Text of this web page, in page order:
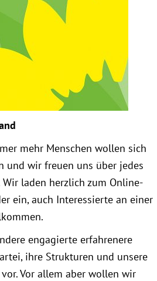
für Menschenrechte und
Einkünfte
mehr Menschen wollen sich
und wir freuen uns über jedes
laden herzlich zum Online-
ein, auch Interessierte an einer
engagierte erfahrenere
ihre Strukturen und unsere
Vor allem aber wollen wir